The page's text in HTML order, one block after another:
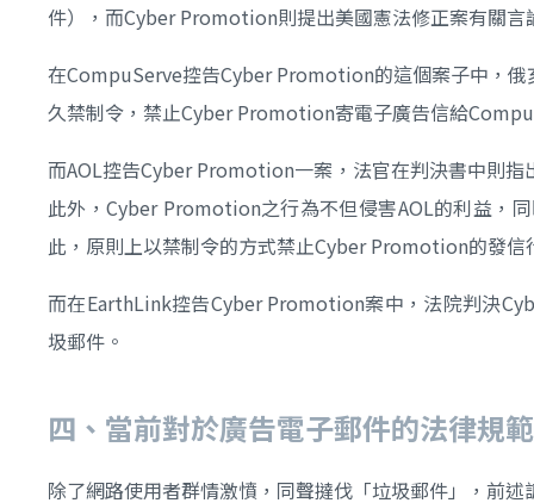
件），而Cyber Promotion則提出美國憲法修正案有關言
在CompuServe控告Cyber Promotion的這個案子中，俄
久禁制令，禁止Cyber Promotion寄電子廣告信給
而AOL控告Cyber Promotion一案，法官在判決書中則
此外，Cyber Promotion之行為不但侵害AOL的利益，
此，原則上以禁制令的方式禁止Cyber Promotion的發
而在EarthLink控告Cyber Promotion案中，法院判決
圾郵件。
四、當前對於廣告電子郵件的法律規範
除了網路使用者群情激憤，同聲撻伐「垃圾郵件」，前